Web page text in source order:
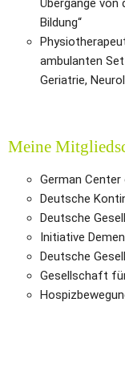
Übergänge von
Bildung“
ambulanten
Geriatrie,
Meine
German Center
Deutsche
Deutsche
Initiative
Deutsche
Gesellschaft